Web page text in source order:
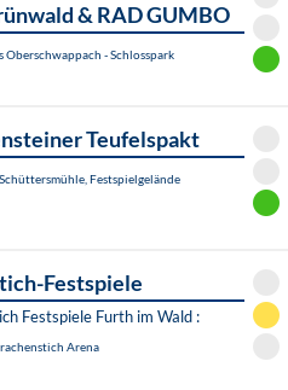
& RAD GUMBO
Oberschwappach - Schlosspark
Teufelspakt
Festspielgelände
Festspiele
Festspiele Furth im Wald :
Arena